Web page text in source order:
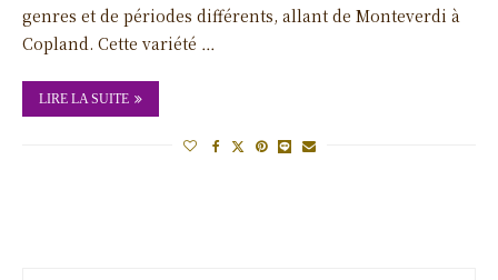
genres et de périodes différents, allant de Monteverdi à
Copland. Cette variété …
LIRE LA SUITE